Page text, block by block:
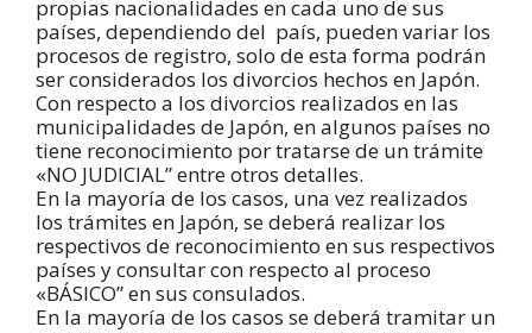
propias nacionalidades en cada uno de sus
países, dependiendo del país, pueden variar los
procesos de registro, solo de esta forma podrán
ser considerados los divorcios hechos en Japón.
Con respecto a los divorcios realizados en las
municipalidades de Japón, en algunos países no
tiene reconocimiento por tratarse de un trámite
«NO JUDICIAL” entre otros detalles.
En la mayoría de los casos, una vez realizados
los trámites en Japón, se deberá realizar los
respectivos de reconocimiento en sus respectivos
países y consultar con respecto al proceso
«BÁSICO” en sus consulados.
En la mayoría de los casos se deberá tramitar un